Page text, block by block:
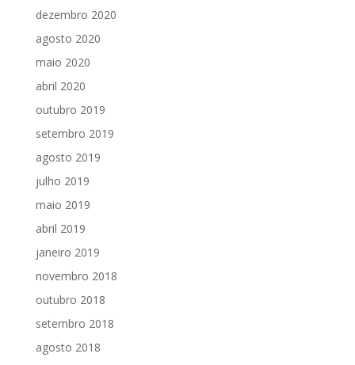
dezembro 2020
agosto 2020
maio 2020
abril 2020
outubro 2019
setembro 2019
agosto 2019
julho 2019
maio 2019
abril 2019
janeiro 2019
novembro 2018
outubro 2018
setembro 2018
agosto 2018